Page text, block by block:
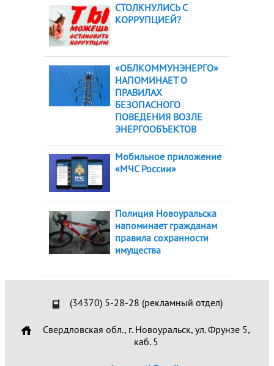
СТОЛКНУЛИСЬ С
КОРРУПЦИЕЙ?
«ОБЛКОММУНЭНЕРГО»
НАПОМИНАЕТ О
ПРАВИЛАХ
БЕЗОПАСНОГО
ПОВЕДЕНИЯ ВОЗЛЕ
ЭНЕРГООБЪЕКТОВ
Мобильное приложение
«МЧС России»
Полиция Новоуральска
напоминает гражданам
правила сохранности
имущества
(34370) 5-28-28 (рекламный отдел)
Свердловская обл., г. Новоуральск, ул. Фрунзе 5,
каб. 5